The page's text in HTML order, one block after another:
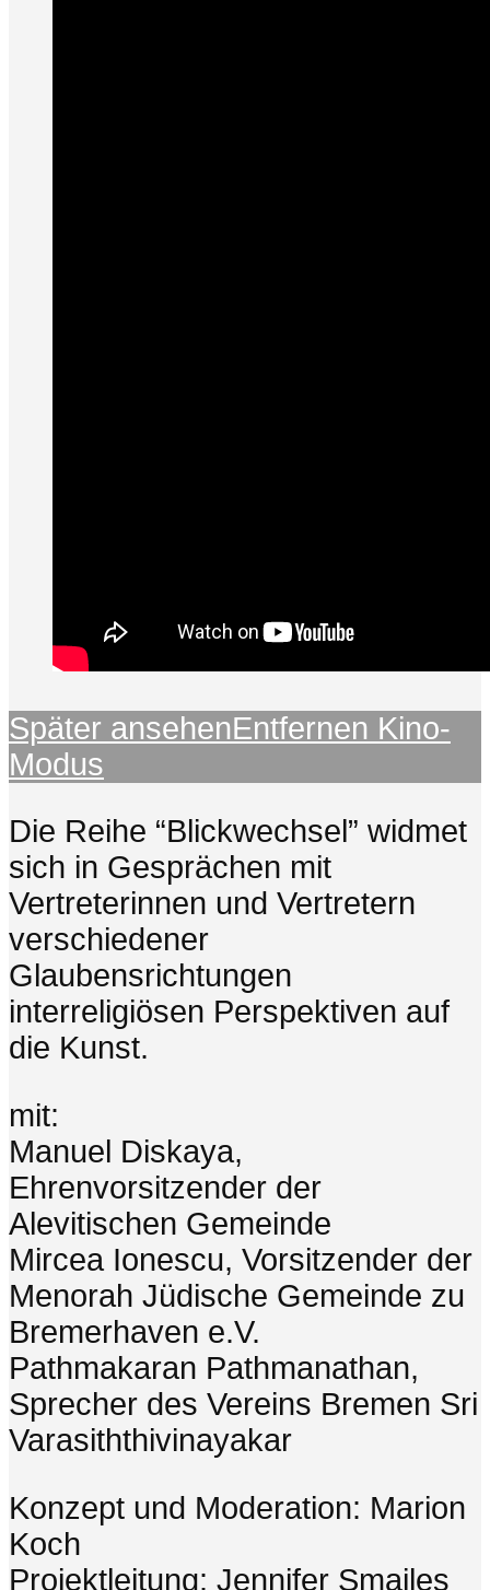
Später ansehenEntfernen Kino-
Modus
Die Reihe “Blickwechsel” widmet
sich in Gesprächen mit
Vertreterinnen und Vertretern
verschiedener
Glaubensrichtungen
interreligiösen Perspektiven auf
die Kunst.
mit:
Manuel Diskaya,
Ehrenvorsitzender der
Alevitischen Gemeinde
Mircea Ionescu, Vorsitzender der
Menorah Jüdische Gemeinde zu
Bremerhaven e.V.
Pathmakaran Pathmanathan,
Sprecher des Vereins Bremen Sri
Varasiththivinayakar
Konzept und Moderation: Marion
Koch
Projektleitung: Jennifer Smailes